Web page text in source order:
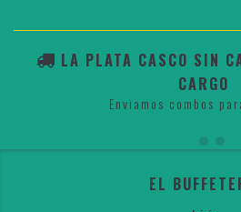
LA PLATA CASCO SIN
CARGO
Enviamos combos
EL